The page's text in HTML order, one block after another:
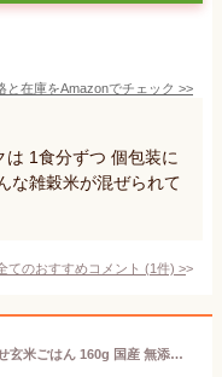
と在庫をAmazonでチェック >>
は 1食分ずつ 個包装に
な雑穀米が混ぜられて
てのおすすめコメント (1件) >
＼4種ミックスセット／ 結わえる 寝かせ玄米ごはん 160g 国産 無添加 玄米 もっちもち食感 お米の甘み 玄米ごはんパック ごはんパック 寝かせ玄米 ご飯 玄米ごはん 玄米ご飯 小豆 十五穀米 黒米 もち麦 レトルト